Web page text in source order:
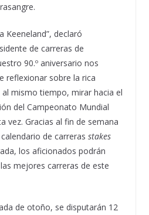
Keeneland”, declaró
de carreras de
90.º aniversario nos
reflexionar sobre la rica
mismo tiempo, mirar hacia el
del Campeonato Mundial
vez. Gracias al fin de semana
calendario de carreras stakes
los aficionados podrán
mejores carreras de este
de otoño, se disputarán 12